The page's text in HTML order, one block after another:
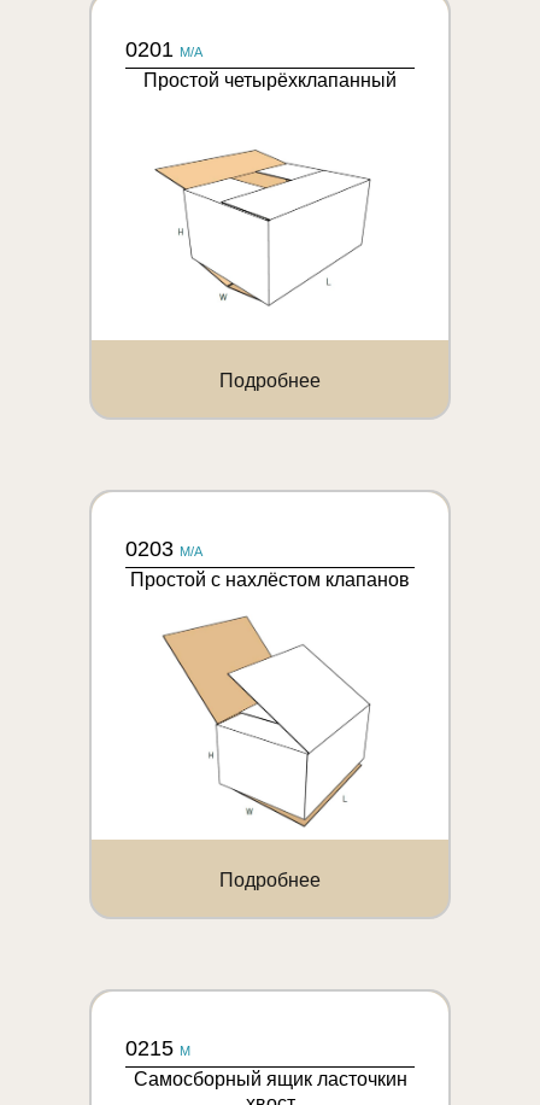
0201 M/A
Простой четырёхклапанный
Подробнее
0203 M/A
Простой с нахлёстом клапанов
Подробнее
0215 M
Самосборный ящик ласточкин